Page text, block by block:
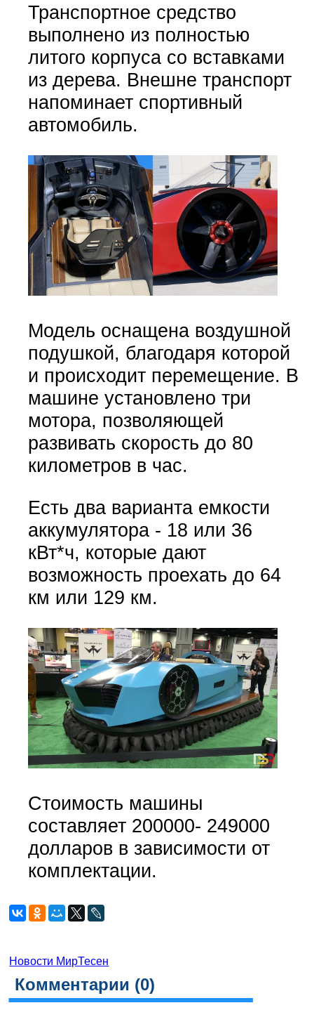
Транспортное средство
выполнено из полностью
литого корпуса со вставками
из дерева. Внешне транспорт
напоминает спортивный
автомобиль.
Модель оснащена воздушной
подушкой, благодаря которой
и происходит перемещение. В
машине установлено три
мотора, позволяющей
развивать скорость до 80
километров в час.
Есть два варианта емкости
аккумулятора - 18 или 36
кВт*ч, которые дают
возможность проехать до 64
км или 129 км.
Стоимость машины
составляет 200000- 249000
долларов в зависимости от
комплектации.
Новости МирТесен
Комментарии (0)